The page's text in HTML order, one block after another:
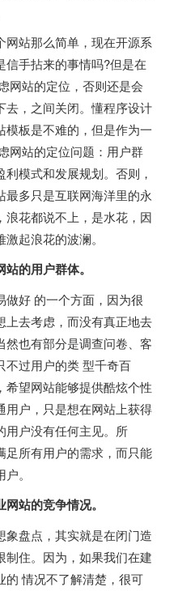
网站那么简单，现在开源系
信手拈来的事情吗?但是在
网站的定位，否则还是会
去，之间关闭。懂程序设计
模板是不难的，但是作为一
网站的定位问题：用户群
模式和发展规划。否则，
多只是互联网海洋里的永
浪花都说不上，是水花，因
起浪花的波澜。
的用户群体。
做好 的一个方面，因为很
上去考虑，而没有真正地去
然也有部分是调查问卷、客
不过用户的类 型千奇百
希望网站能够提供酷炫个性
用户，只是想在网站上获得
用户没有任何主见。所
足所有用户的需求，而只能
。
站的竞争情况。
象盘点，其实就是在闭门造
制住。因为，如果我们在建
的 情况不了解清楚，很可